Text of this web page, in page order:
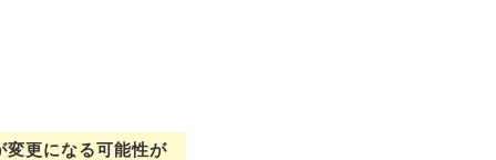
変更になる可能性が